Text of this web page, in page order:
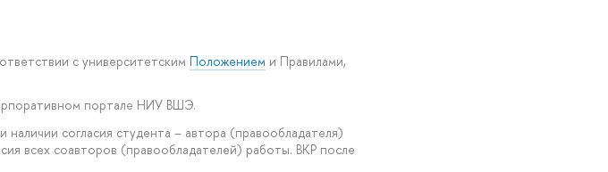
с университетским Положением и Правилами,
портале НИУ ВШЭ.
согласия студента – автора (правообладателя)
всех соавторов (правообладателей) работы. ВКР после